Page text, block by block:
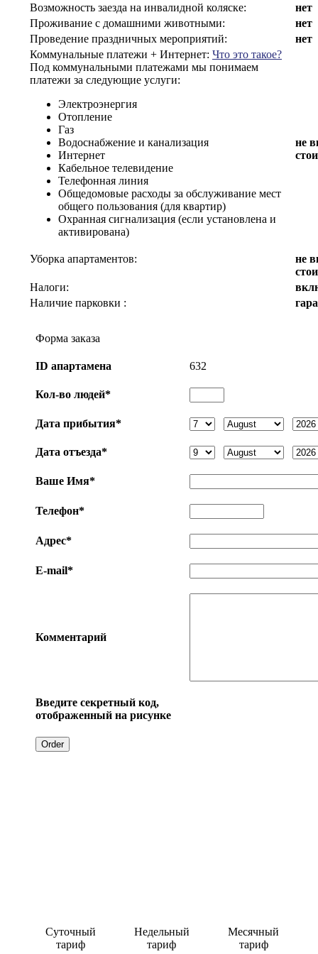
Возможность заезда на инвалидной коляске:
нет
Проживание с домашними животными:
нет
Проведение праздничных мероприятий:
нет
Коммунальные платежи + Интернет: Что это такое?
Под коммунальными платежами мы понимаем
платежи за следующие услуги:
Электроэнергия
Отопление
Газ
Водоснабжение и канализация
Интернет
Кабельное телевидение
Телефонная линия
Общедомовые расходы за обслуживание мест
общего пользования (для квартир)
Охранная сигнализация (если установлена и
активирована)
не
Уборка апартаментов:
не
Налоги:
Наличие парковки :
Форма заказа
ID апартаменa 632
Кол-во людей*
Дата прибытия*
Дата отъезда*
Ваше Имя*
Телефон*
Адрес*
E-mail*
Комментарий
Введите секретный код,
отображенный на рисунке
Суточный
тариф
Недельный
тариф
Месячный
тариф